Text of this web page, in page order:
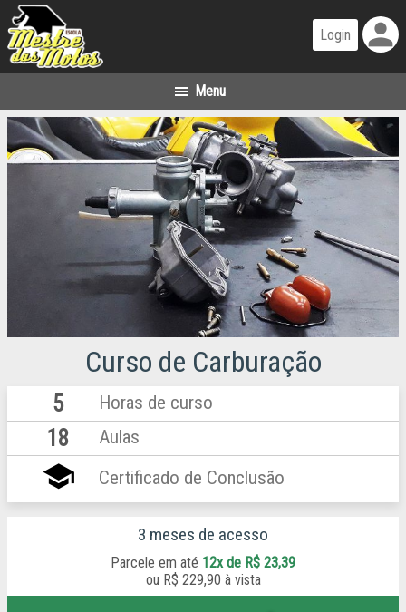
person
Curso de Carburação
5 Horas de curso
18 Aulas
school Certificado de Conclusão
3 meses de acesso
Parcele em até 12x de R$ 23,39
ou R$ 229,90 à vista